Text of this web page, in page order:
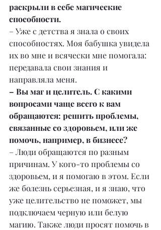
раскрыли в себе магические
способности.
– Уже с детства я знала о своих
способностях. Моя бабушка увидела
их во мне и всячески мне помогала:
передавала свои знания и
направляла меня.
– Вы маг и целитель. С какими
вопросами чаще всего к вам
обращаются: решить проблемы,
связанные со здоровьем, или же
помочь, например, в бизнесе?
– Люди обращаются по разным
причинам. У кого-то проблемы со
здоровьем, и я помогаю в этом. Если
же болезнь серьезная, и я знаю, что
уже целительство не поможет, мы
подключаем черную или белую
магию. Также люди просят помочь в